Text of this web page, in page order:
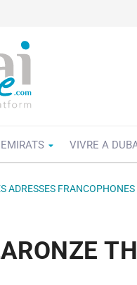
VIVRE A
ADRESSES FRANCOPHONES